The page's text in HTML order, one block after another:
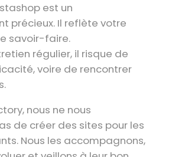
est un
précieux. Il reflète votre
savoir-faire.
régulier, il risque de
voire de rencontrer
nous ne nous
de créer des sites pour les
Nous les accompagnons,